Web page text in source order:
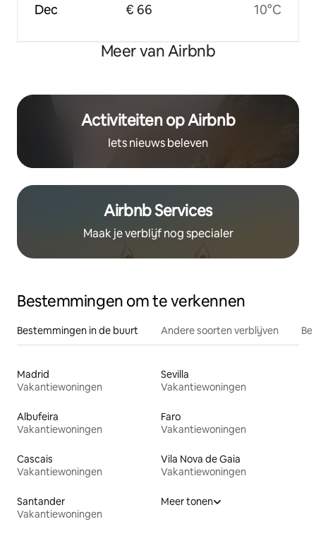
Dec € 66 10°C
Meer van Airbnb
Activiteiten op Airbnb
Iets nieuws beleven
Airbnb Services
Maak je verblijf nog specialer
Bestemmingen om te verkennen
Bestemmingen in de buurt Andere soorten verblijven
Madrid
Vakantiewoningen
Sevilla
Vakantiewoningen
Albufeira
Vakantiewoningen
Faro
Vakantiewoningen
Cascais
Vakantiewoningen
Vila Nova de Gaia
Vakantiewoningen
Santander
Vakantiewoningen
Meer tonen